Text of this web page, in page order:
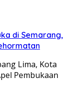
di Semarang,
Lima, Kota
Pembukaan